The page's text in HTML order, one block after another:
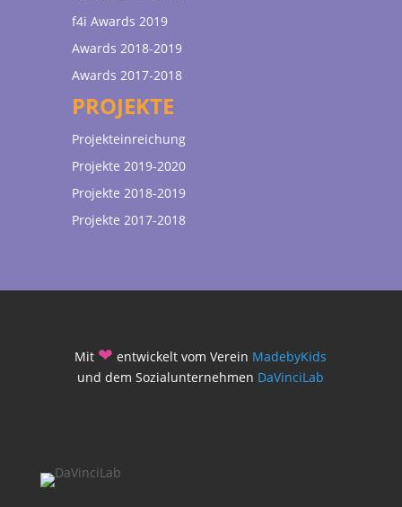
f4i Awards 2019
Awards 2018-2019
Awards 2017-2018
PROJEKTE
Projekteinreichung
Projekte 2019-2020
Projekte 2018-2019
Projekte 2017-2018
Mit ❤ entwickelt vom Verein MadebyKids
und dem Sozialunternehmen DaVinciLab